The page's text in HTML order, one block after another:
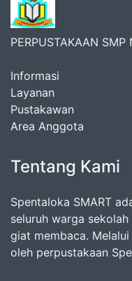
PERPUSTAKAAN
Informasi
Layanan
Pustakawan
Area Anggota
Tentang Kami
Spentaloka SMART
seluruh warga
giat membaca.
oleh perpustakaan